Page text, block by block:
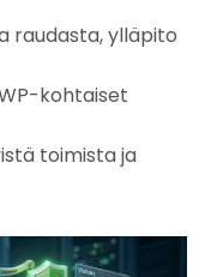
raudasta, ylläpito
kohtaiset
toimista ja